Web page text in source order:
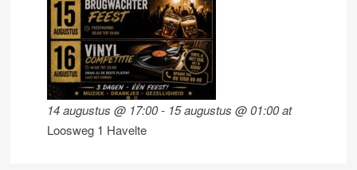
14 augustus @ 17:00- 15 augustus @ 01:00at
Loosweg 1 Havelte